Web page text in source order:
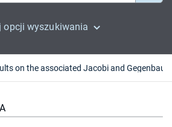
opcji wyszukiwania